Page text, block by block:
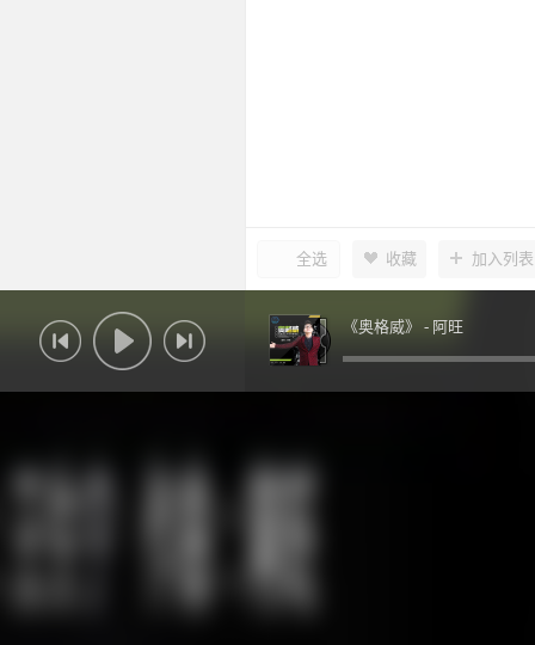
全选 收藏 加入列表
《奥格威》 - 阿旺